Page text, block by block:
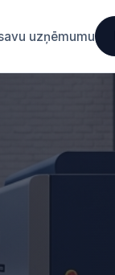
uzņēmumu